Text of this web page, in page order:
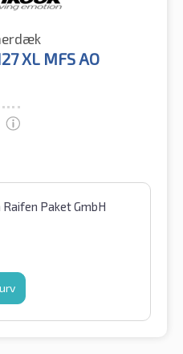
XL MFS AO
Paket GmbH